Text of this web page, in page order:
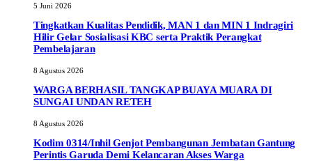
5 Juni 2026
Tingkatkan Kualitas Pendidik, MAN 1 dan MIN 1 Indragiri
Hilir Gelar Sosialisasi KBC serta Praktik Perangkat
Pembelajaran
8 Agustus 2026
WARGA BERHASIL TANGKAP BUAYA MUARA DI
SUNGAI UNDAN RETEH
8 Agustus 2026
Kodim 0314/Inhil Genjot Pembangunan Jembatan Gantung
Perintis Garuda Demi Kelancaran Akses Warga